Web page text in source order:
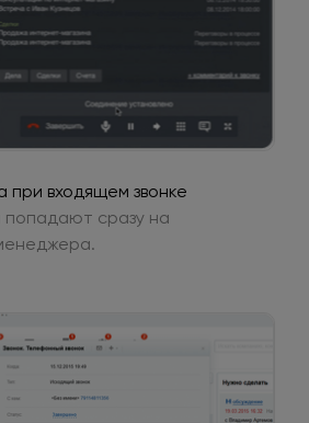
при входящем звонке
сразу на